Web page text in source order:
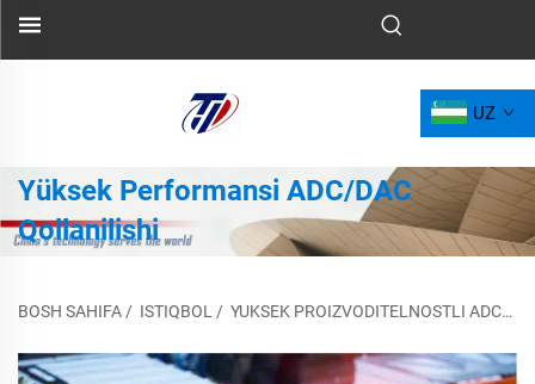
UZ
Yüksek Performansi ADC/DAC
Qollanilishi
BOSH SAHIFA / ISTIQBOL / YUKSEK PROIZVODITELNOSTLI ADC/DAC QOLLANILISHI